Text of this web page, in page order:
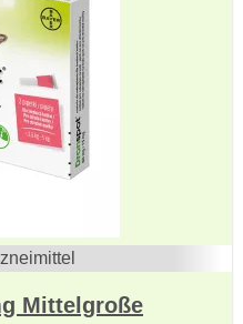
Mittelgroße